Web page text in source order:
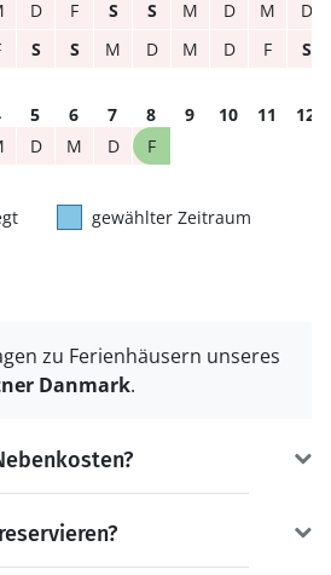
D F S S M D M
D
S S M D M D F S
5 6 7 8 9 10 11
12
D M D F
gewählter Zeitraum
zu Ferienhäusern unseres
Danmark.